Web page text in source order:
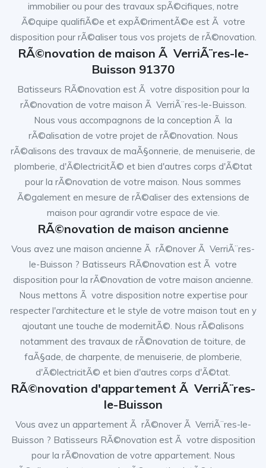
immobilier ou pour des travaux spÃ©cifiques, notre
Ã©quipe qualifiÃ©e et expÃ©rimentÃ©e est Ã votre
disposition pour rÃ©aliser tous vos projets de rÃ©novation.
RÃ©novation de maison Ã VerriÃ¨res-le-
Buisson 91370
Batisseurs RÃ©novation est Ã votre disposition pour la
rÃ©novation de votre maison Ã VerriÃ¨res-le-Buisson.
Nous vous accompagnons de la conception Ã la
rÃ©alisation de votre projet de rÃ©novation. Nous
rÃ©alisons des travaux de maÃ§onnerie, de menuiserie, de
plomberie, d'Ã©lectricitÃ© et bien d'autres corps d'Ã©tat
pour la rÃ©novation de votre maison. Nous sommes
Ã©galement en mesure de rÃ©aliser des extensions de
maison pour agrandir votre espace de vie.
RÃ©novation de maison ancienne
Vous avez une maison ancienne Ã rÃ©nover Ã VerriÃ¨res-
le-Buisson ? Batisseurs RÃ©novation est Ã votre
disposition pour la rÃ©novation de votre maison ancienne.
Nous mettons Ã votre disposition notre expertise pour
respecter l'architecture et le style de votre maison tout en y
ajoutant une touche de modernitÃ©. Nous rÃ©alisons
notamment des travaux de rÃ©novation de toiture, de
faÃ§ade, de charpente, de menuiserie, de plomberie,
d'Ã©lectricitÃ© et bien d'autres corps d'Ã©tat.
RÃ©novation d'appartement Ã VerriÃ¨res-
le-Buisson
Vous avez un appartement Ã rÃ©nover Ã VerriÃ¨res-le-
Buisson ? Batisseurs RÃ©novation est Ã votre disposition
pour la rÃ©novation de votre appartement. Nous